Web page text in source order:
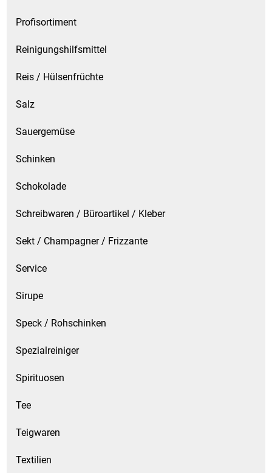
Profisortiment
Reinigungshilfsmittel
Reis / Hülsenfrüchte
Salz
Sauergemüse
Schinken
Schokolade
Schreibwaren / Büroartikel / Kleber
Sekt / Champagner / Frizzante
Service
Sirupe
Speck / Rohschinken
Spezialreiniger
Spirituosen
Tee
Teigwaren
Textilien